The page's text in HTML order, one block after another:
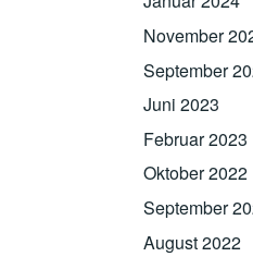
November
September
Juni 2023
Februar 2023
Oktober 2022
September
August 2022